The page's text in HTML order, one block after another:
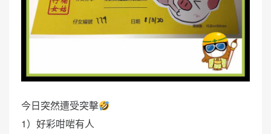
今日突然遭受突擊
1）好彩咁啱有人